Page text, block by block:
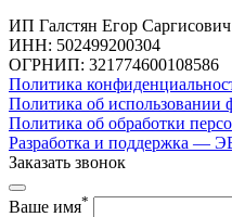
ИП Галстян Егор
ИНН: 502499200304
ОГРНИП: 321774600108586
Политика
Политика об использовании
Политика об обработки
Разработка и поддержка —
Заказать звонок
Ваше имя*